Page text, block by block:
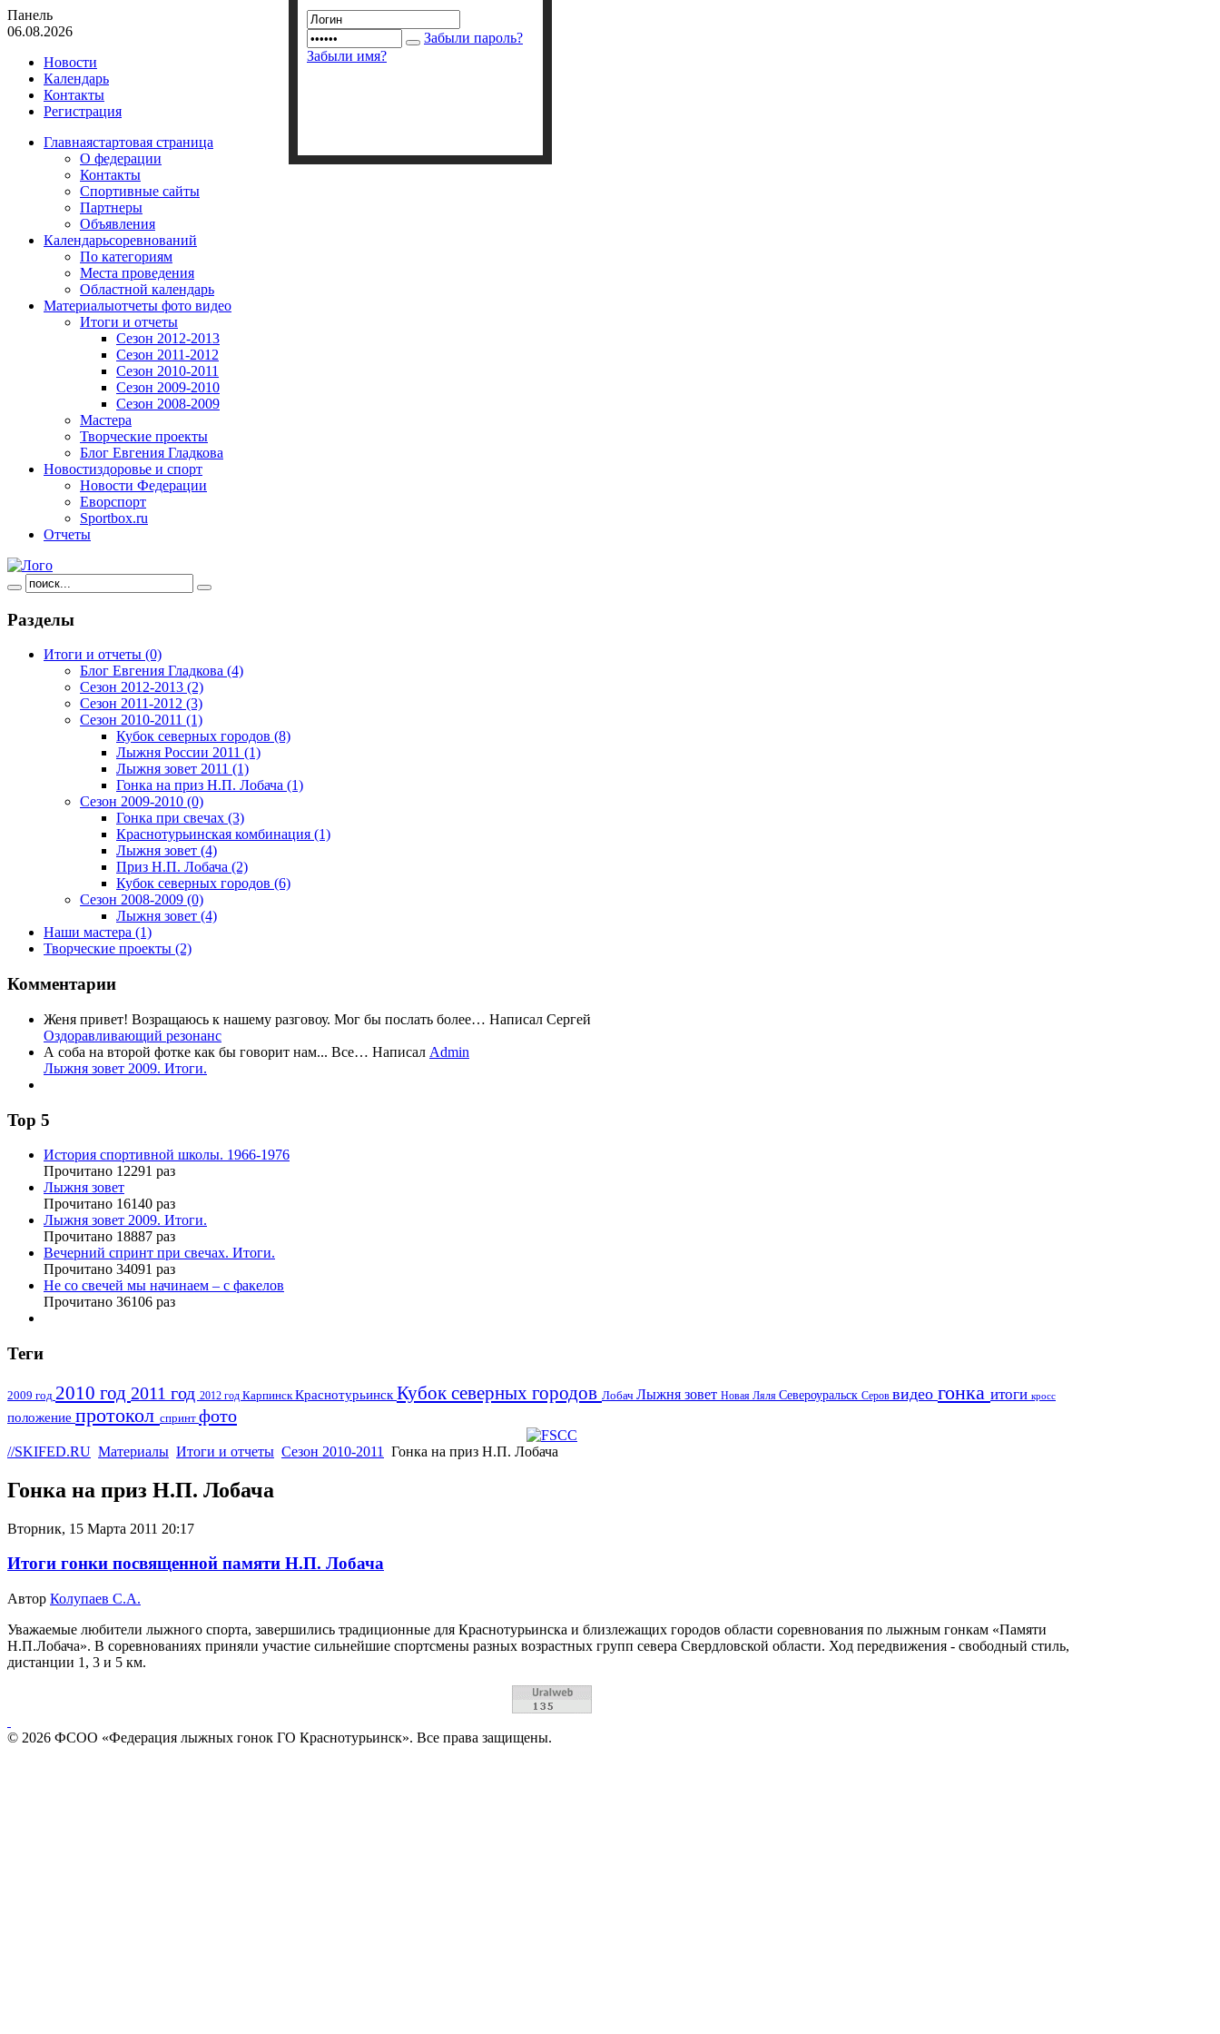
Забыли пароль?
Забыли имя?
Панель
06.08.2026
Новости
Календарь
Контакты
Регистрация
Главнаястартовая страница
О федерации
Контакты
Спортивные сайты
Партнеры
Объявления
Календарьсоревнований
По категориям
Места проведения
Областной календарь
Материалыотчеты фото видео
Итоги и отчеты
Сезон 2012-2013
Сезон 2011-2012
Сезон 2010-2011
Сезон 2009-2010
Сезон 2008-2009
Мастера
Творческие проекты
Блог Евгения Гладкова
Новостиздоровье и спорт
Новости Федерации
Еворспорт
Sportbox.ru
Отчеты
Разделы
Итоги и отчеты (0)
Блог Евгения Гладкова (4)
Сезон 2012-2013 (2)
Сезон 2011-2012 (3)
Сезон 2010-2011 (1)
Кубок северных городов (8)
Лыжня России 2011 (1)
Лыжня зовет 2011 (1)
Гонка на приз Н.П. Лобача (1)
Сезон 2009-2010 (0)
Гонка при свечах (3)
Краснотурьинская комбинация (1)
Лыжня зовет (4)
Приз Н.П. Лобача (2)
Кубок северных городов (6)
Сезон 2008-2009 (0)
Лыжня зовет (4)
Наши мастера (1)
Творческие проекты (2)
Комментарии
Женя привет! Возращаюсь к нашему разговоу. Мог бы послать более… Написал Сергей
Оздоравливающий резонанс
А соба на второй фотке как бы говорит нам... Все… Написал Admin
Лыжня зовет 2009. Итоги.
Top 5
История спортивной школы. 1966-1976
Прочитано 12291 раз
Лыжня зовет
Прочитано 16140 раз
Лыжня зовет 2009. Итоги.
Прочитано 18887 раз
Вечерний спринт при свечах. Итоги.
Прочитано 34091 раз
Не со свечей мы начинаем – с факелов
Прочитано 36106 раз
Теги
2009 год 2010 год 2011 год 2012 год Карпинск Краснотурьинск Кубок северных городов Лобач Лыжня зовет Новая Ляля Североуральск Серов видео гонка итоги кросс
положение протокол спринт фото
//SKIFED.RU Материалы Итоги и отчеты Сезон 2010-2011 Гонка на приз Н.П. Лобача
Гонка на приз Н.П. Лобача
Вторник, 15 Марта 2011 20:17
Итоги гонки посвященной памяти Н.П. Лобача
Автор Колупаев С.А.
Уважаемые любители лыжного спорта, завершились традиционные для Краснотурьинска и близлежащих городов области соревнования по лыжным гонкам «Памяти
Н.П.Лобача». В соревнованиях приняли участие сильнейшие спортсмены разных возрастных групп севера Свердловской области. Ход передвижения - свободный стиль,
дистанции 1, 3 и 5 км.
© 2026 ФСОО «Федерация лыжных гонок ГО Краснотурьинск». Все права защищены.